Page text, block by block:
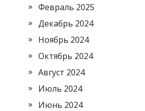
Февраль 2025
Декабрь 2024
Ноябрь 2024
Октябрь 2024
Август 2024
Июль 2024
Июнь 2024